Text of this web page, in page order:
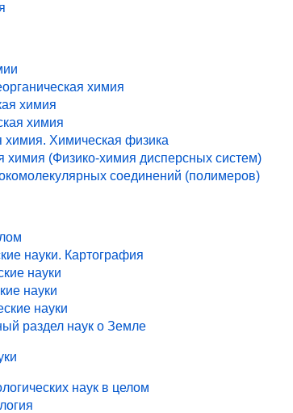
химия
химия
химия
химия. Химическая физика
химия (Физико-химия дисперсных систем)
соединений (полимеров)
науки. Картография
науки
науки
науки
раздел наук о Земле
наук в целом